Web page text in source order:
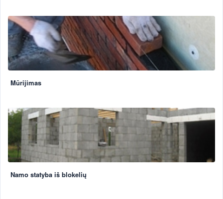
Mūrijimas
Namo statyba iš blokelių